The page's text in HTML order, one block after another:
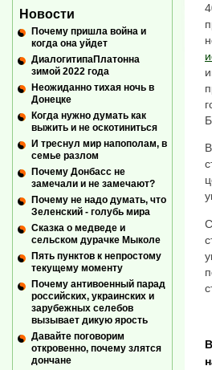
Новости
Почему пришла война и
когда она уйдет
ДиалогитипаПлатонна
зимой 2022 года
Неожиданно тихая ночь в
Донецке
Когда нужно думать как
выжить и не оскотиниться
И треснул мир напополам, в
семье разлом
Почему Донбасс не
замечали и не замечают?
Почему не надо думать, что
Зеленский - голубь мира
Сказка о медведе и
сельском дурачке Мыколе
Пять пунктов к непростому
текущему моменту
Почему антивоенный парад
российских, украинских и
зарубежных селебов
вызывает дикую ярость
Давайте поговорим
откровенно, почему злятся
дончане